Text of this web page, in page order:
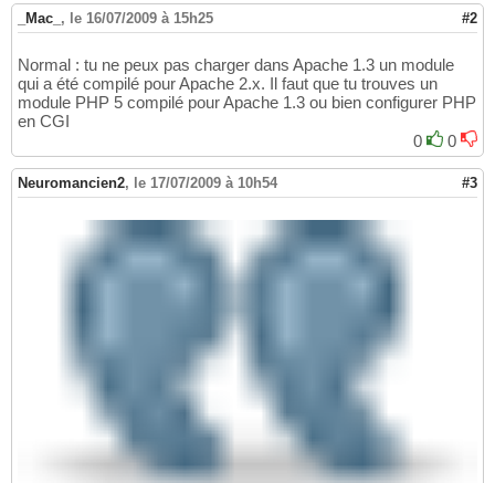
_Mac_ , le 16/07/2009 à 15h25 #2
Normal : tu ne peux pas charger dans Apache 1.3 un module
qui a été compilé pour Apache 2.x. Il faut que tu trouves un
module PHP 5 compilé pour Apache 1.3 ou bien configurer PHP
en CGI
0
0
Neuromancien2, le 17/07/2009 à 10h54 #3